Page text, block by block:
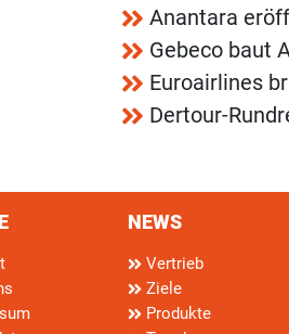
Anantara
Gebeco baut
Euroairlines
Dertour-
NEWS
Vertrieb
Ziele
Produkte